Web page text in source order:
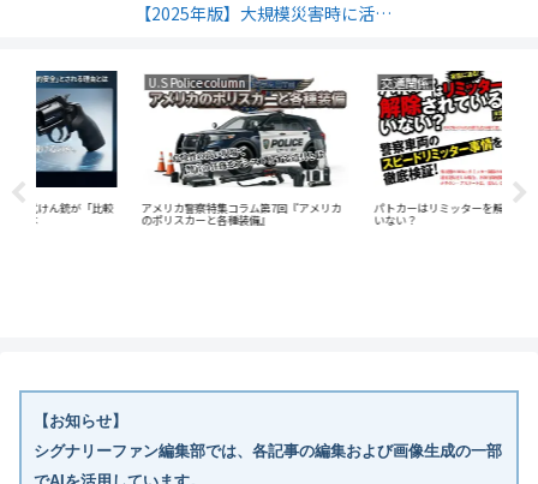
【2025年版】大規模災害時に活発になるサバイバル無線の周波数解説
交通関係
パトカーはリミッターを解除されている？
いない？
車両および装備
パトカーのメーカー別配備状況
【お知らせ】
シグナリーファン編集部では、各記事の編集および画像生成の一部